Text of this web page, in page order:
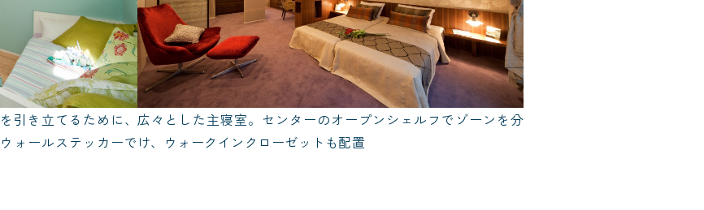
引き立てるために、
ォールステッカーで
広々とした主寝室。センターのオープンシェルフでゾーンを分
け、ウォークインクローゼットも配置